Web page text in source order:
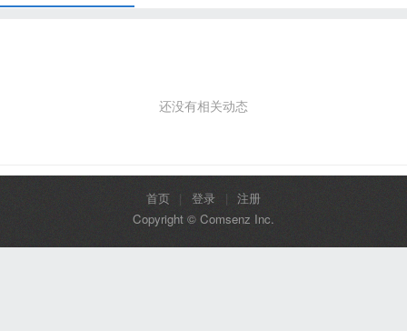
还没有相关动态
首页 | 登录 | 注册
Copyright © Comsenz Inc.